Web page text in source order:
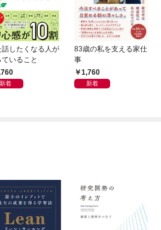
話したくなる人が
いること
新着
83歳の私を支える家仕
事
1,760
新着